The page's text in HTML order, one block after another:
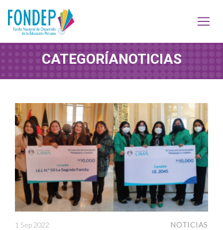
CATEGORÍANOTICIAS
1 Sep 2022 NOTICIAS